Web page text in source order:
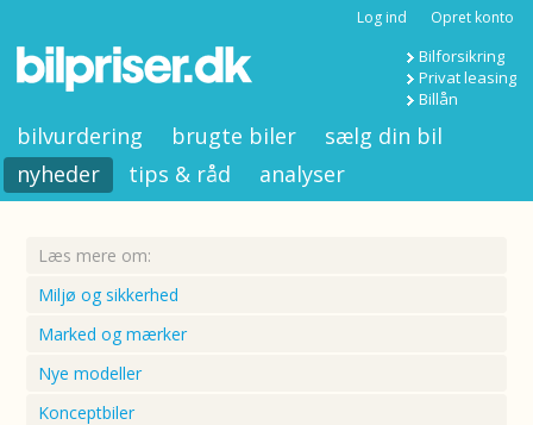
Log ind Opret konto
Bilforsikring
Privat leasing
Billån
bilvurdering brugte biler
sælg din bil
nyheder
tips & råd analyser
Læs mere om:
Miljø og sikkerhed
Marked og mærker
Nye modeller
Konceptbiler